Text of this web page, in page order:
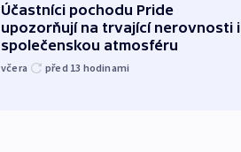
Účastníci pochodu Pride
upozorňují na trvající nerovnosti i
společenskou atmosféru
včera před 13 hodinami